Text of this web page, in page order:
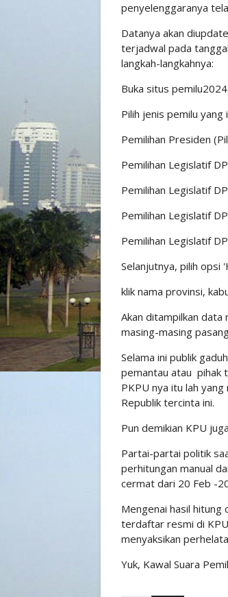
penyelenggaranya
Datanya akan
terjadwal pada
langkah-langkahnya:
Buka situs
Pilih jenis pemilu
Pemilihan Presiden
Pemilihan Legislatif
Pemilihan Legislatif
Pemilihan Legislatif
Pemilihan Legislatif
Selanjutnya, pilih opsi
klik nama provinsi,
Akan ditampilkan data
masing-masing
Selama ini publik
pemantau atau pihak
PKPU nya itu lah
Republik tercinta ini.
Pun demikian KPU
Partai-partai politik
perhitungan manual
cermat dari 20 Feb -
Mengenai hasil hitung
terdaftar resmi di
menyaksikan
Yuk, Kawal Suara